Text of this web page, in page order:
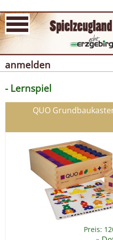
anmelden
- Lernspiel
QUO
Preis: